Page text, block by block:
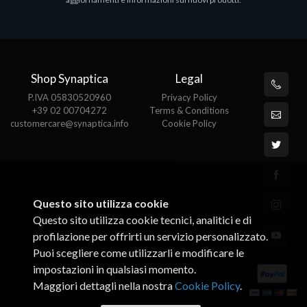
Shop Synaptica
P.IVA 05830520960
+39 02 00704272
customercare@synaptica.info
Legal
Privacy Policy
Terms & Conditions
Cookie Policy
Questo sito utilizza cookie
Questo sito utilizza cookie tecnici, analitici e di
profilazione per offrirti un servizio personalizzato.
Puoi scegliere come utilizzarli e modificare le
impostazioni in qualsiasi momento.
Maggiori dettagli nella nostraCookie Policy.